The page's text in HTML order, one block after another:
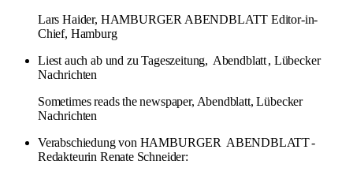
Lars Haider, HAMBURGER ABENDBLATT Editor-in-
Chief, Hamburg
Liest auch ab und zu Tageszeitung, Abendblatt, Lübecker
Nachrichten
Sometimes reads the newspaper, Abendblatt, Lübecker
Nachrichten
Verabschiedung von HAMBURGER ABENDBLATT-
Redakteurin Renate Schneider: